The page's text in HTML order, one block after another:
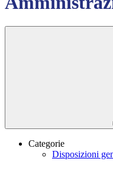
Categorie
Disposizioni